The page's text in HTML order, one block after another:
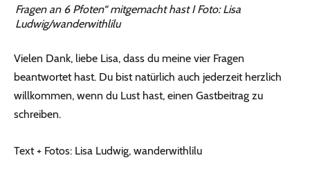
Fragen an 6 Pfoten“ mitgemacht hast I Foto: Lisa
Ludwig/wanderwithlilu
Vielen Dank, liebe Lisa, dass du meine vier Fragen
beantwortet hast. Du bist natürlich auch jederzeit herzlich
willkommen, wenn du Lust hast, einen Gastbeitrag zu
schreiben.
Text + Fotos: Lisa Ludwig, wanderwithlilu